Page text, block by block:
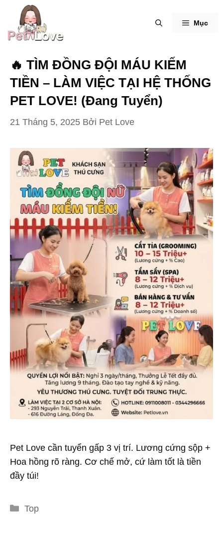
Chuyển
nội
Mục
🔥 TÌM ĐỒNG ĐỘI MÁU KIẾM
TIỀN – LÀM VIỆC TẠI HỆ THỐNG
PET LOVE! (Đang Tuyển)
21 Tháng 5, 2025 Bởi Pet Love
Pet Love cần tuyển gấp 3 vị trí. Lương cứng sộp +
Hoa hồng rõ ràng. Cơ chế mở, cứ làm tốt là tiền
đầy túi!
Danh
Top